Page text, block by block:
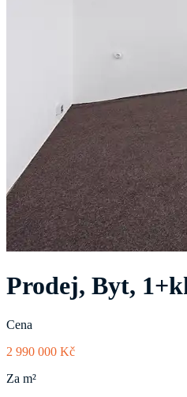
Prodej, Byt,
Cena
2 990 000 Kč
Za m²